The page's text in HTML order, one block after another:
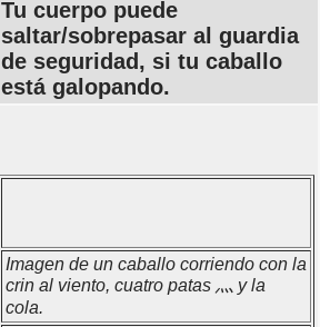
Tu cuerpo puede
saltar/sobrepasar al guardia
de seguridad, si tu caballo
está galopando.
Imagen de un caballo corriendo con la
crin al viento, cuatro patas 灬 y la
cola.